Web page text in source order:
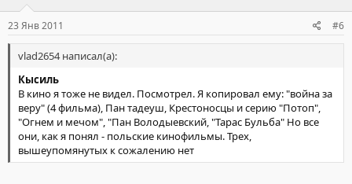
23 Янв 2011 #6
vlad2654 написал(а):
Кысиль
В кино я тоже не видел. Посмотрел. Я копировал ему: "война за
веру" (4 фильма), Пан тадеуш, Крестоносцы и серию "Потоп",
"Огнем и мечом", "Пан Володыевский, "Тарас Бульба" Но все
они, как я понял - польские кинофильмы. Трех,
вышеупомянутых к сожалению нет